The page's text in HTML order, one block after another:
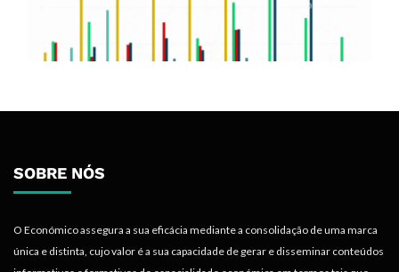
SOBRE NÓS
O Económico assegura a sua eficácia mediante a consolidação de uma marca
única e distinta, cujo valor é a sua capacidade de gerar e disseminar conteúdos